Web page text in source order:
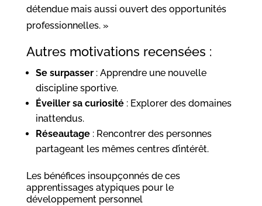
détendue mais aussi ouvert des opportunités
professionnelles. »
Autres motivations recensées :
Se surpasser: Apprendre une nouvelle
discipline sportive.
Éveiller sa curiosité: Explorer des domaines
inattendus.
Réseautage: Rencontrer des personnes
partageant les mêmes centres d’intérêt.
Les bénéfices insoupçonnés de ces
apprentissages atypiques pour le
développement personnel